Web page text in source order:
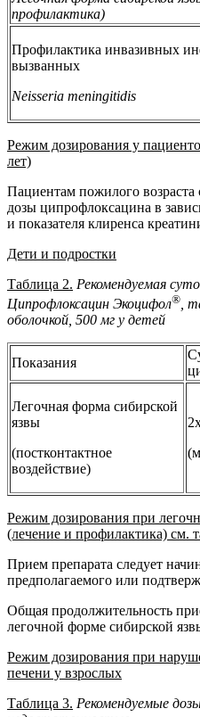
профилактика)
Профилактика инвазивных
вызванных
Neisseria meningitidis
Режим дозирования у
лет)
Пациентам пожилого возраста
дозы ципрофлоксацина в
и показателя клиренса
Дети и подростки
Таблица 2. Рекомендуемая
Ципрофлоксацин Экоцифол® ,
оболочкой, 500 мг у детей
Показания
Легочная форма сибирской
язвы
(постконтактное
воздействие)
Режим дозирования при
(лечение и профилактика) см.
Прием препарата следует
предполагаемого или
Общая продолжительность
легочной форме сибирской
Режим дозирования при
печени у взрослых
Таблица 3. Рекомендуемые